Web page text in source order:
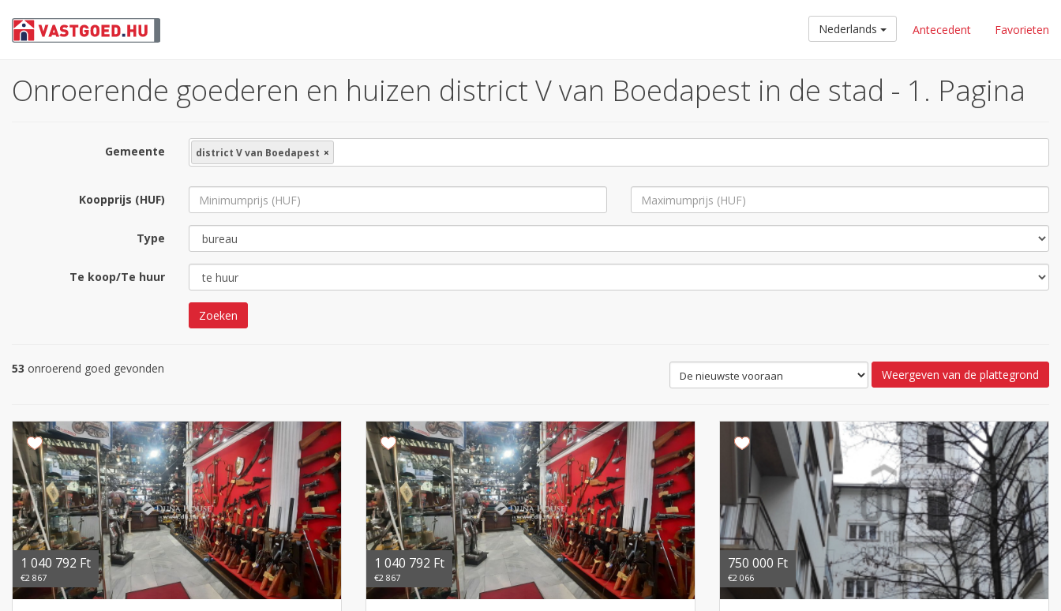
Nederlands Antecedent Favorieten
Onroerende goederen en huizen district V van Boedapest in de stad - 1. Pagina
Gemeente district V van Boedapest ×
Koopprijs (HUF)
Type
Te koop/Te huur
Zoeken
53 onroerend goed gevonden Weergeven van de plattegrond
1 040 792 Ft
€2 867
1 040 792 Ft
€2 867
750 000 Ft
€2 066